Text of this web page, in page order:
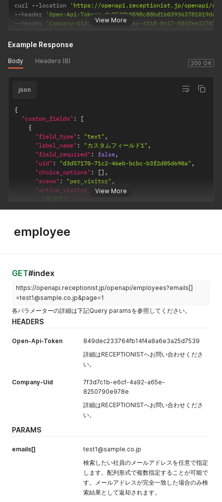
View More
curl --location
'https://openapi.receptionist.jp/openapi/
--header
'Open-Api-Token: dc2549b0598c88bd1b039363781019da'
--header 'Company-Uid: f3685706-d16c-4318-8617-88dfee22707c'
200 OK
Example Response
Body Headers (8)
View More
json
{
"custom_fields" :
[
{
"field_type" : "text" ,
"label_name" : "カスタムフィールド1" ,
"field_required" : false,
"uid" : "d3d57170-71c2-46eb-bcbc-b3f2d05d690a" ,
"choice_options" : [] ,
"scene" : "per_visitor" ,
"active_visitor_types" : [
"未設定"
"本社_お客様(対応あり)"
{
"uid":
"A",
"B",
"scene"
"未設定"
"本社_お客様(対応なし)"
}
employee
GET#index
https://openapi.receptionist.jp/openapi/employees?emails[]
=test1@sample.co.jp&page=1
各パラメーターの詳細は下記Query paramsを参照してください。
HEADERS
Open-Api-Token
849dec233764fb14f4a8a6e3a25d7539
詳細はRECEPTIONISTへお問い合わせくださ
い。
Company-Uid
7f3d7c1b-e6cf-4a92-a65e-
8250790e978e
詳細はRECEPTIONISTへお問い合わせくださ
い。
PARAMS
emails[]
test1@sample.co.jp
検索したい社員のメールアドレスを任意で指定
します。配列形式で複数指定することが可能で
す。メールアドレスが完全一致した場合のみ検
索結果として返却されます。